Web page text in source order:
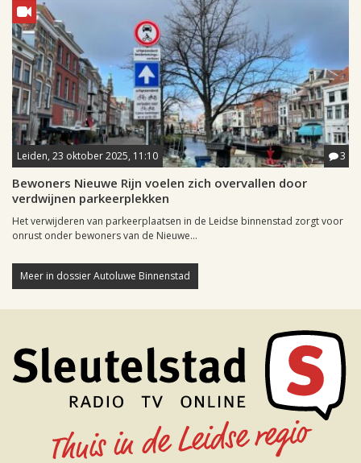
Leiden, 23 oktober 2025, 11:10 3
Bewoners Nieuwe Rijn voelen zich overvallen door
verdwijnen parkeerplekken
Het verwijderen van parkeerplaatsen in de Leidse binnenstad zorgt voor
onrust onder bewoners van de Nieuwe...
Meer in dossier Autoluwe Binnenstad